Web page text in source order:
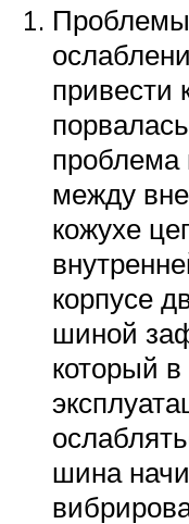
привести
проблема
между
кожухе
корпусе
шиной
который
шина